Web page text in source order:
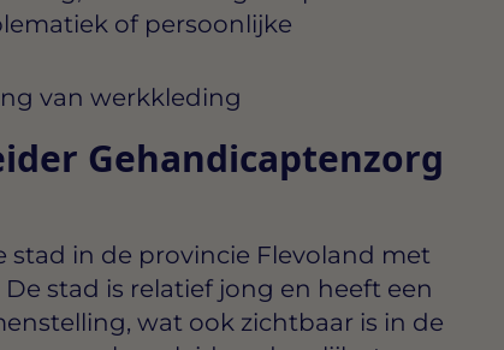
of persoonlijke
van werkkleding
Gehandicaptenzorg
stad in de provincie Flevoland met
stad is relatief jong en heeft een
wat ook zichtbaar is in de